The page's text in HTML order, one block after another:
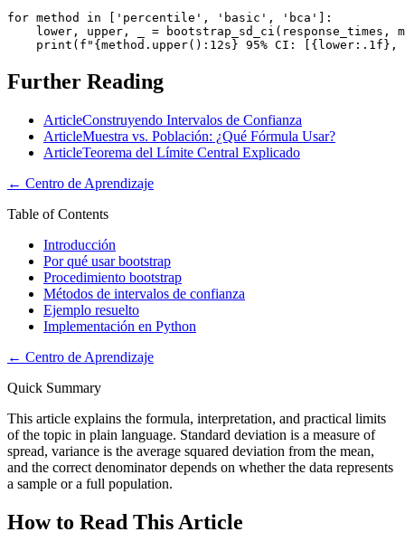
for method in ['percentile', 'basic', 'bca']:
lower, upper, _ = bootstrap_sd_ci(response_times,
print(f"{method.upper():12s} 95% CI: [{lower:.1f},
Further Reading
ArticleConstruyendo Intervalos de Confianza
ArticleMuestra vs. Población: ¿Qué Fórmula Usar?
ArticleTeorema del Límite Central Explicado
← Centro de Aprendizaje
Table of Contents
Introducción
Por qué usar bootstrap
Procedimiento bootstrap
Métodos de intervalos de confianza
Ejemplo resuelto
Implementación en Python
← Centro de Aprendizaje
Quick Summary
This article explains the formula, interpretation, and practical limits
of the topic in plain language. Standard deviation is a measure of
spread, variance is the average squared deviation from the mean,
and the correct denominator depends on whether the data represents
a sample or a full population.
How to Read This Article